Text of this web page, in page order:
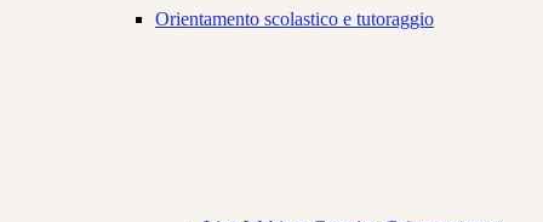
Orientamento scolastico e tutoraggio